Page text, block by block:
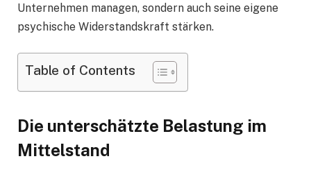
Unternehmen managen, sondern auch seine eigene
psychische Widerstandskraft stärken.
Table of Contents
Die unterschätzte Belastung im
Mittelstand